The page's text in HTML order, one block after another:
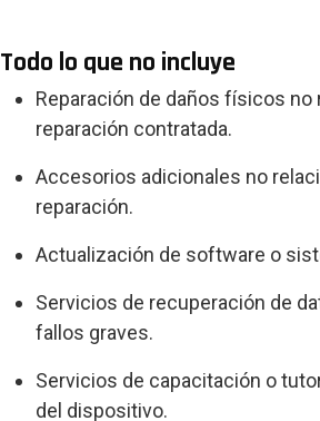
Todo lo que no incluye
Reparación de daños físicos no
reparación contratada.
Accesorios adicionales no
reparación.
Actualización de software o
Servicios de recuperación de
fallos graves.
Servicios de capacitación o
del dispositivo.